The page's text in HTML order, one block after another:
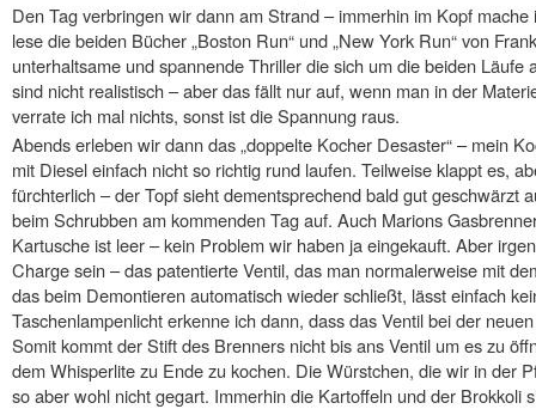
Den Tag verbringen wir dann am Strand – immerhin im Kopf
lese die beiden Bücher „Boston Run“ und „New York Run“ von
unterhaltsame und spannende Thriller die sich um die beiden Läufe
sind nicht realistisch – aber das fällt nur auf, wenn man in der
verrate ich mal nichts, sonst ist die Spannung raus.
Abends erleben wir dann das „doppelte Kocher Desaster“ – mein
mit Diesel einfach nicht so richtig rund laufen. Teilweise klappt es,
fürchterlich – der Topf sieht dementsprechend bald gut geschwärzt
beim Schrubben am kommenden Tag auf. Auch Marions
Kartusche ist leer – kein Problem wir haben ja eingekauft. Aber
Charge sein – das patentierte Ventil, das man normalerweise mit
das beim Demontieren automatisch wieder schließt, lässt einfach
Taschenlampenlicht erkenne ich dann, dass das Ventil bei der
Somit kommt der Stift des Brenners nicht bis ans Ventil um es zu
dem Whisperlite zu Ende zu kochen. Die Würstchen, die wir in der
so aber wohl nicht gegart. Immerhin die Kartoffeln und der Brokkoli